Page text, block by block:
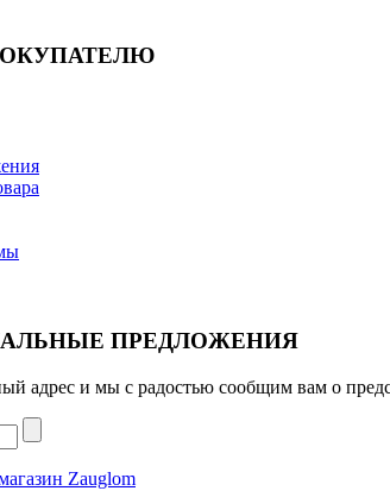
ПРЕДЛОЖЕНИЯ
адрес и мы с радостью сообщим вам о
Zauglom